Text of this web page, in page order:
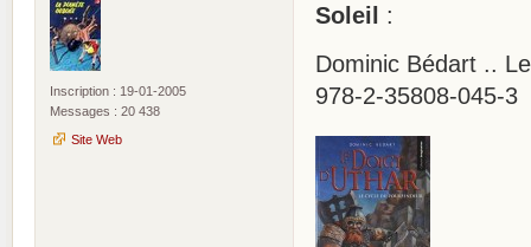
Inscription : 19-01-2005
Messages : 20 438
Site Web
Soleil :
Dominic Bédart ..
978-2-35808-045-3